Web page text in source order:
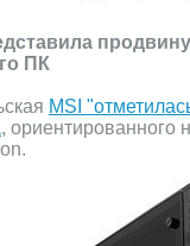
ПК
MSI
, ориентированного